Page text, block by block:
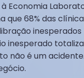
Economia
que 68% das
inesperado
não é um